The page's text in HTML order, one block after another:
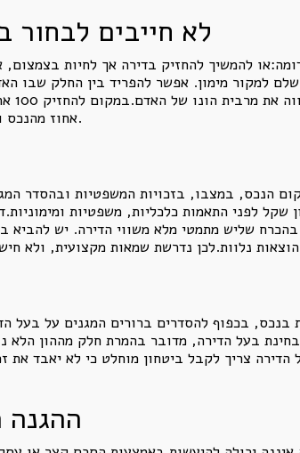
לא חייבים לבחור
להמשיך להחזיק בדירה אך לחיות
למקור מימון. אפשר להפריד בין החלק שבו
אחוז מהנכס וליהנות מהון נזיל שיכול לשנות את איכות החיים.
בפועל אינו בהכרח שליש מתמטי מלא משווי
בנכס, בכפוף להסדרים ברורים המגנים על בעל
בעל הדירה, מדובר בהמרת חלק מההון הלא
צריך לקבל ביטחון מוחלט כי לא יאבד את